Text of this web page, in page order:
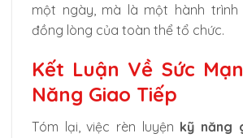
một ngày, mà là một hành
đồng lòng của toàn thể tổ chức.
Kết Luận Về Sức
Năng Giao Tiếp
Tóm lại, việc rèn luyện kỹ năng